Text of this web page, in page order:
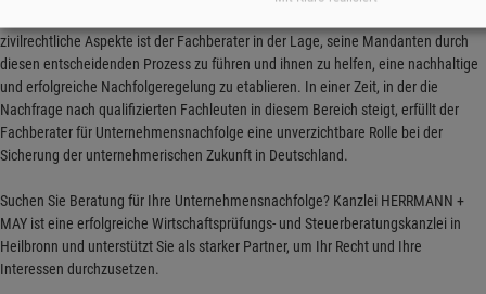
zivilrechtliche Aspekte ist der Fachberater in der Lage, seine Mandanten durch
diesen entscheidenden Prozess zu führen und ihnen zu helfen, eine nachhaltige
und erfolgreiche Nachfolgeregelung zu etablieren. In einer Zeit, in der die
Nachfrage nach qualifizierten Fachleuten in diesem Bereich steigt, erfüllt der
Fachberater für Unternehmensnachfolge eine unverzichtbare Rolle bei der
Sicherung der unternehmerischen Zukunft in Deutschland.
Suchen Sie Beratung für Ihre Unternehmensnachfolge? Kanzlei HERRMANN +
MAY ist eine erfolgreiche Wirtschaftsprüfungs- und Steuerberatungskanzlei in
Heilbronn und unterstützt Sie als starker Partner, um Ihr Recht und Ihre
Interessen durchzusetzen.